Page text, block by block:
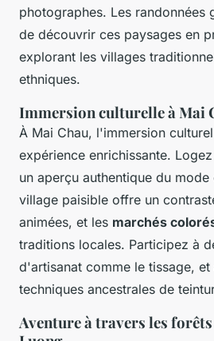
photographes. Les randonnées
de découvrir ces paysages en
explorant les villages
ethniques.
Immersion culturelle à Mai
À Mai Chau, l'immersion
expérience enrichissante.
un aperçu authentique du
village paisible offre un
animées, et les marchés
traditions locales. Participez à
d'artisanat comme le tissage,
techniques ancestrales de
Aventure à travers les forêts